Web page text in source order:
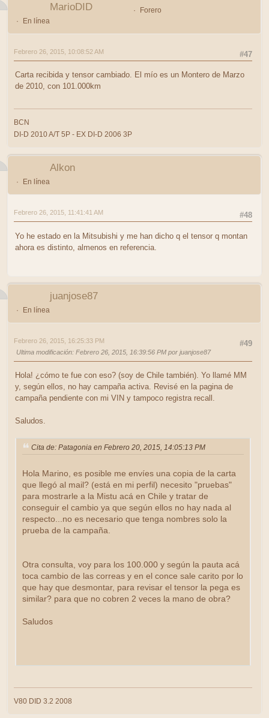
MarioDID
Forero
En línea
#47
Febrero 26, 2015, 10:08:52 AM
Carta recibida y tensor cambiado. El mío es un Montero de Marzo
de 2010, con 101.000km
BCN
DI-D 2010 A/T 5P - EX DI-D 2006 3P
Alkon
En línea
#48
Febrero 26, 2015, 11:41:41 AM
Yo he estado en la Mitsubishi y me han dicho q el tensor q montan
ahora es distinto, almenos en referencia.
juanjose87
En línea
#49
Febrero 26, 2015, 16:25:33 PM
Ultima modificación: Febrero 26, 2015, 16:39:56 PM por juanjose87
Hola! ¿cómo te fue con eso? (soy de Chile también). Yo llamé MM
y, según ellos, no hay campaña activa. Revisé en la pagina de
campaña pendiente con mi VIN y tampoco registra recall.
Saludos.
Cita de: Patagonia en Febrero 20, 2015, 14:05:13 PM
Hola Marino, es posible me envíes una copia de la carta
que llegó al mail? (está en mi perfil) necesito "pruebas"
para mostrarle a la Mistu acá en Chile y tratar de
conseguir el cambio ya que según ellos no hay nada al
respecto...no es necesario que tenga nombres solo la
prueba de la campaña.
Otra consulta, voy para los 100.000 y según la pauta acá
toca cambio de las correas y en el conce sale carito por lo
que hay que desmontar, para revisar el tensor la pega es
similar? para que no cobren 2 veces la mano de obra?
Saludos
V80 DID 3.2 2008